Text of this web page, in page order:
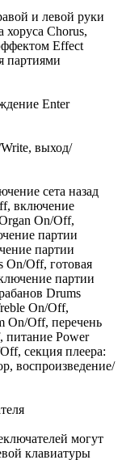
и левой руки
хоруса Chorus,
Effect
партиями
Enter
выход/
сета назад
включение
On/Off,
партии
партии
On/Off, готовая
партии
Drums
On/Off,
On/Off, перечень
питание Power
секция плеера:
воспроизведение/
могут
клавиатуры